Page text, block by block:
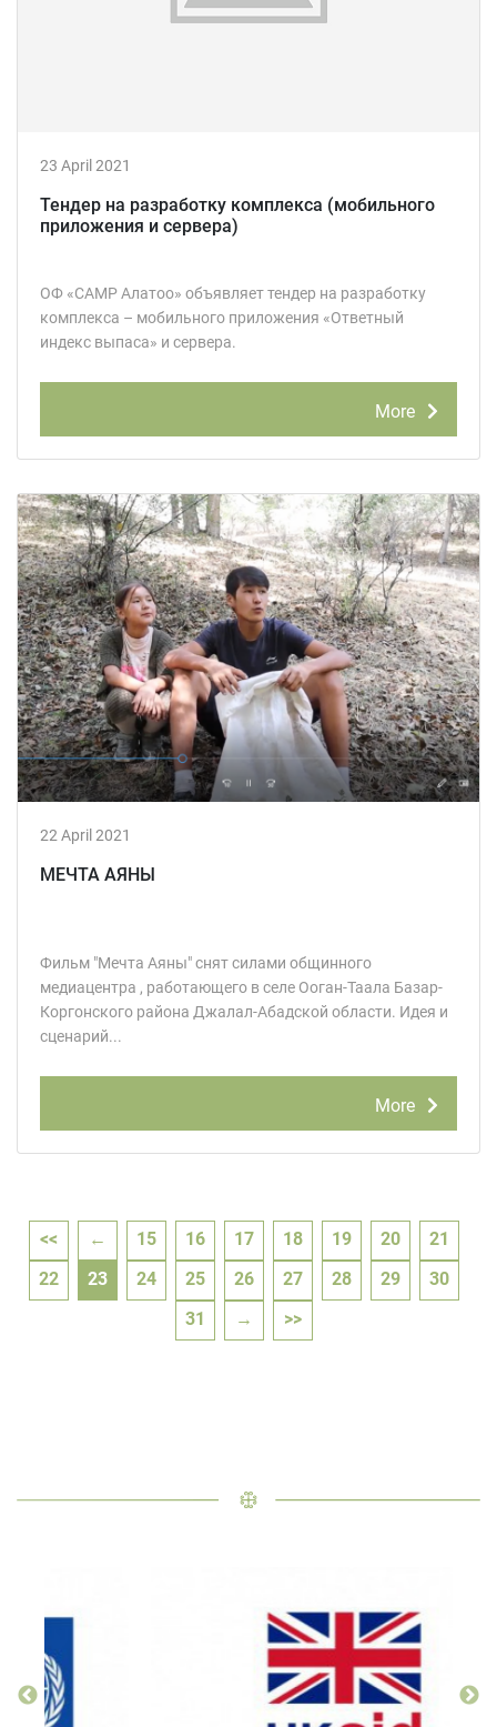
23 April 2021
Тендер на разработку комплекса (мобильного
приложения и сервера)
ОФ «САМР Алатоо» объявляет тендер на разработку
комплекса – мобильного приложения «Ответный
индекс выпаса» и сервера.
More
22 April 2021
МЕЧТА АЯНЫ
Фильм "Мечта Аяны" снят силами общинного
медиацентра , работающего в селе Ооган-Таала Базар-
Коргонского района Джалал-Абадской области. Идея и
сценарий...
More
<< ← 15 16 17 18 19 20
21
22
23 24 25 26 27 28 29
30
31
→ >>